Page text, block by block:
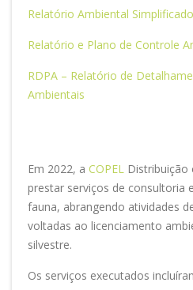
Relatório Ambiental
Relatório e Plano de Controle
RDPA – Relatório de
Ambientais
Em 2022, a COPEL Distribuição
prestar serviços de consultoria
fauna, abrangendo atividades
voltadas ao licenciamento
silvestre.
Os serviços executados